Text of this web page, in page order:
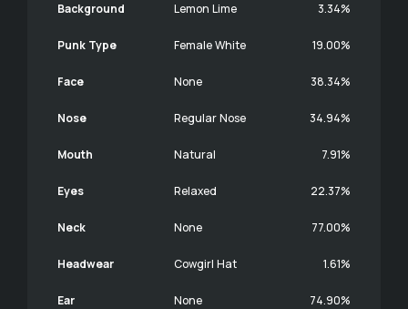
Background Lemon Lime 3.34%
Punk Type Female White 19.00%
Face None 38.34%
Nose Regular Nose 34.94%
Mouth Natural 7.91%
Eyes Relaxed 22.37%
Neck None 77.00%
Headwear Cowgirl Hat 1.61%
Ear None 74.90%